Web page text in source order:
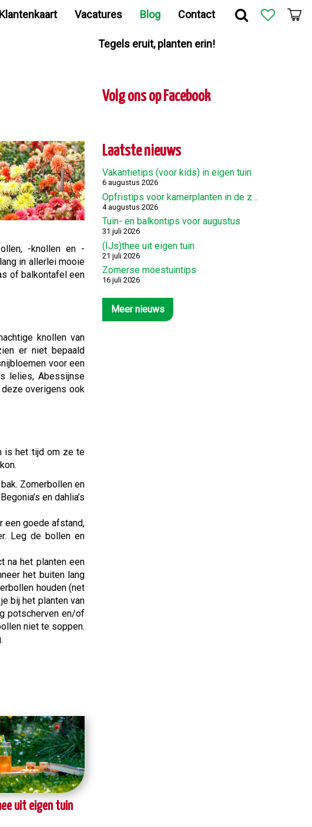
Klantenkaart Vacatures Blog Contact
Tegels eruit, planten erin!
-knollen en -
in allerlei mooie
of balkontafel een
knollen van
er niet bepaald
voor een
lelies, Abessijnse
deze overigens ook
is het tijd om ze te
Zomerbollen en
en dahlia’s
een goede afstand,
Leg de bollen en
na het planten een
het buiten lang
houden (net
bij het planten van
potscherven en/of
niet te soppen.
uit eigen tuin
Volg ons op Facebook
Laatste nieuws
Vakantietips (voor kids) in eigen tuin
6 augustus 2026
Opfristips voor kamerplanten in de zomer
4 augustus 2026
Tuin- en balkontips voor augustus
31 juli 2026
(IJs)thee uit eigen tuin
21 juli 2026
Zomerse moestuintips
16 juli 2026
Meer nieuws